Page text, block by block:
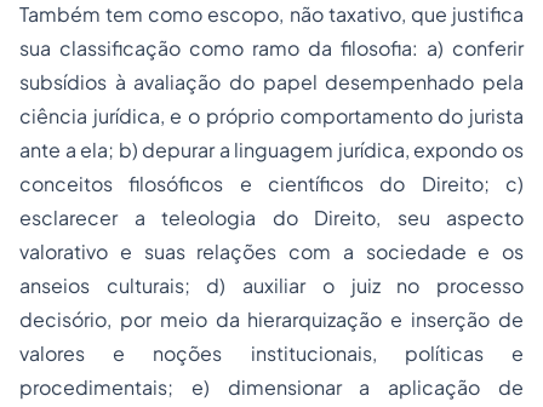
Também tem como escopo, não taxativo, que justifica
sua classificação como ramo da filosofia: a) conferir
subsídios à avaliação do papel desempenhado pela
ciência jurídica, e o próprio comportamento do jurista
ante a ela; b) depurar a linguagem jurídica, expondo os
conceitos filosóficos e científicos do Direito; c)
esclarecer a teleologia do Direito, seu aspecto
valorativo e suas relações com a sociedade e os
anseios culturais; d) auxiliar o juiz no processo
decisório, por meio da hierarquização e inserção de
valores e noções institucionais, políticas e
procedimentais; e) dimensionar a aplicação de